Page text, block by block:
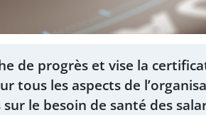
de progrès et vise la
tous les aspects de
le besoin de santé des